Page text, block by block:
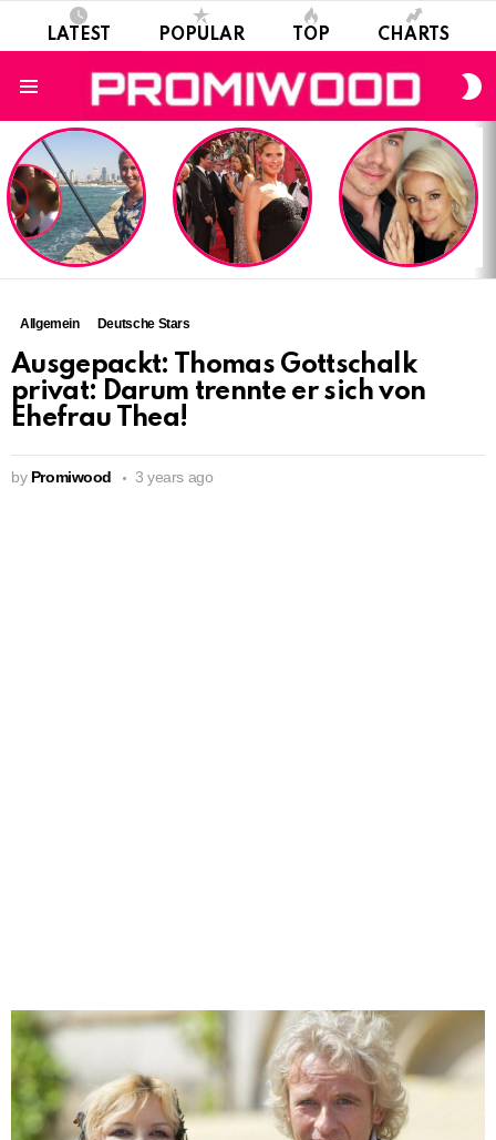
LATEST POPULAR TOP CHARTS
LATEST
STORIES
Allgemein Deutsche Stars
Ausgepackt: Thomas Gottschalk
privat: Darum trennte er sich von
Ehefrau Thea!
by Promiwood 3 years ago